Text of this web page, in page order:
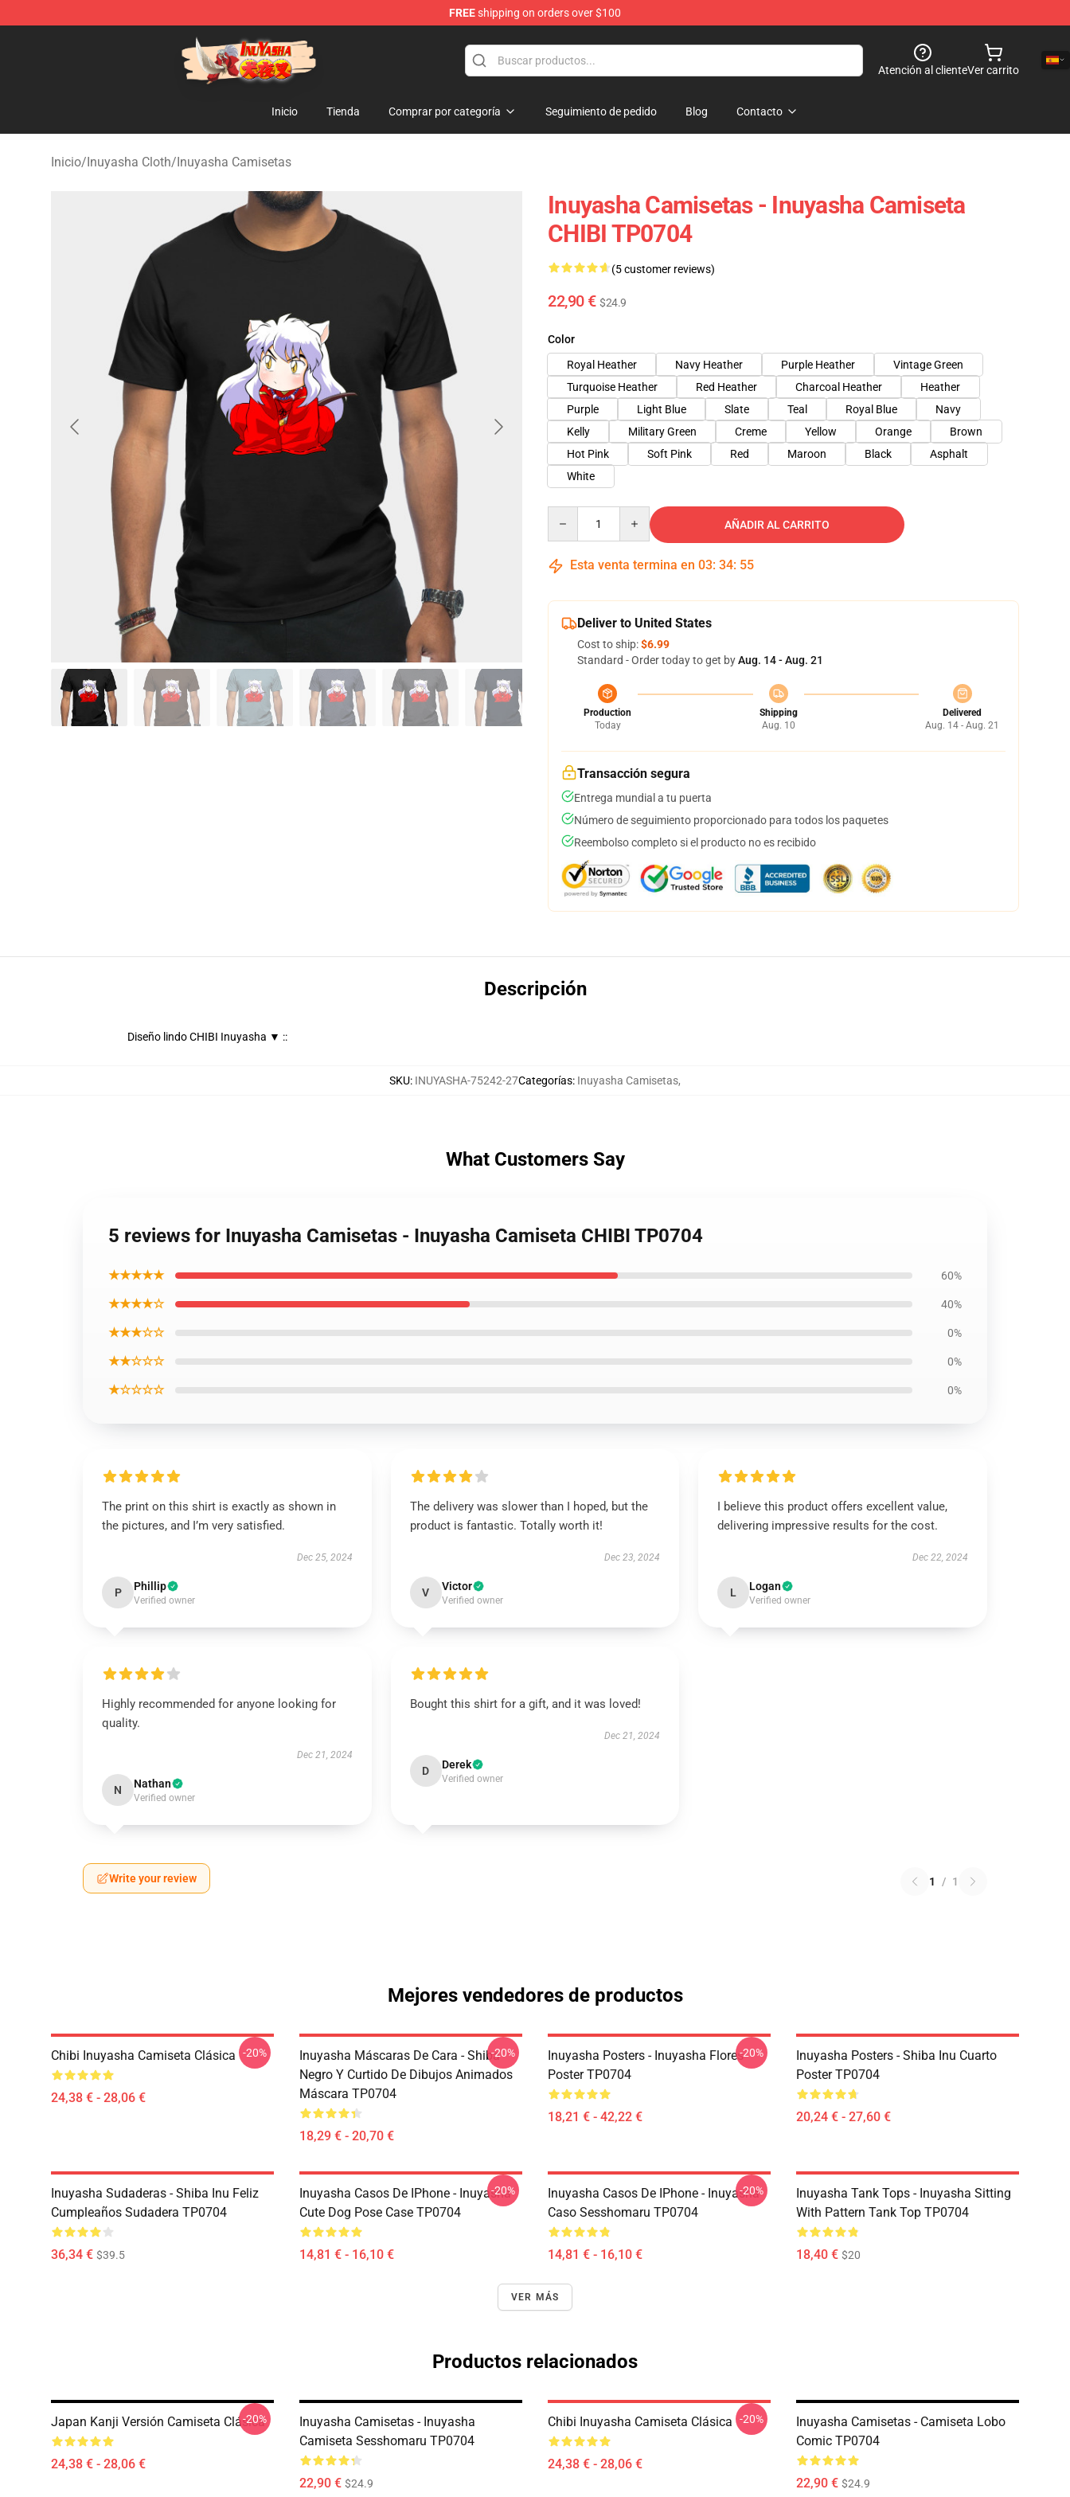
FREEshipping on orders over $100
Inuyasha Store - Official Inuyasha Merchandise Shop
Atención al clienteVer carrito
Inicio Tienda Comprar por categoría Seguimiento de pedido Blog Contacto
Inicio/Inuyasha Cloth/Inuyasha Camisetas
Inuyasha Camisetas - Inuyasha Camiseta
CHIBI TP0704
(5 customer reviews)
22,90 € $24.9
Color
Royal Heather
Navy Heather Purple Heather
Vintage Green
Turquoise Heather
Red Heather Charcoal Heather
Heather
Purple
Light Blue Slate Teal Royal Blue
Navy
Kelly
Military Green Creme Yellow Orange
Brown
Hot Pink
Soft Pink Red Maroon Black
Asphalt
White
AÑADIR AL CARRITO
Esta venta termina en 03: 34: 54
Deliver to United States
Cost to ship:$6.99
Standard - Order today to get byAug. 14 - Aug. 21
Production
Today
Shipping
Aug. 10
Delivered
Aug. 14 - Aug. 21
Transacción segura
Entrega mundial a tu puerta
Número de seguimiento proporcionado para todos los paquetes
Reembolso completo si el producto no es recibido
Descripción
Diseño lindo CHIBI Inuyasha ▼ ::
SKU: INUYASHA-75242-27Categorías: Inuyasha Camisetas,
What Customers Say
5 reviews for Inuyasha Camisetas - Inuyasha Camiseta CHIBI TP0704
★★★★★ 60%
★★★★☆ 40%
★★★☆☆ 0%
★★☆☆☆ 0%
★☆☆☆☆ 0%
The print on this shirt is exactly as shown in
the pictures, and I’m very satisfied.
Dec 25, 2024
P Phillip
Verified owner
The delivery was slower than I hoped, but the
product is fantastic. Totally worth it!
Dec 23, 2024
V Victor
Verified owner
I believe this product offers excellent value,
delivering impressive results for the cost.
Dec 22, 2024
L Logan
Verified owner
Highly recommended for anyone looking for
quality.
Dec 21, 2024
N Nathan
Verified owner
Bought this shirt for a gift, and it was loved!
Dec 21, 2024
D Derek
Verified owner
Write your review 1 / 1
Mejores vendedores de productos
Chibi Inuyasha Camiseta Clásica
24,38 € - 28,06 €
-20%
Inuyasha Máscaras De Cara - Shiba
Negro Y Curtido De Dibujos Animados
Máscara TP0704
18,29 € - 20,70 €
-20%
Inuyasha Posters - Inuyasha Flores
Poster TP0704
18,21 € - 42,22 €
-20%
Inuyasha Posters - Shiba Inu Cuarto
Poster TP0704
20,24 € - 27,60 €
Inuyasha Sudaderas - Shiba Inu Feliz
Cumpleaños Sudadera TP0704
36,34 € $39.5
Inuyasha Casos De IPhone - Inuyasha
Cute Dog Pose Case TP0704
14,81 € - 16,10 €
-20%
Inuyasha Casos De IPhone - Inuyasha
Caso Sesshomaru TP0704
14,81 € - 16,10 €
-20%
Inuyasha Tank Tops - Inuyasha Sitting
With Pattern Tank Top TP0704
18,40 € $20
VER MÁS
Productos relacionados
Japan Kanji Versión Camiseta Clásica
24,38 € - 28,06 €
-20%
Inuyasha Camisetas - Inuyasha
Camiseta Sesshomaru TP0704
22,90 € $24.9
Chibi Inuyasha Camiseta Clásica
24,38 € - 28,06 €
-20%
Inuyasha Camisetas - Camiseta Lobo
Comic TP0704
22,90 € $24.9